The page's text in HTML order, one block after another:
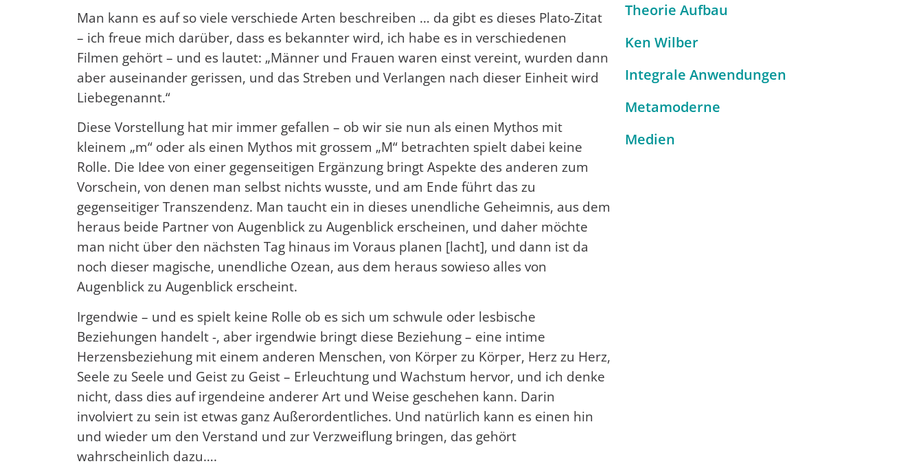
Man kann es auf so viele verschiede Arten beschreiben … da gibt es dieses Plato-Zitat
– ich freue mich darüber, dass es bekannter wird, ich habe es in verschiedenen
Filmen gehört – und es lautet: „Männer und Frauen waren einst vereint, wurden dann
aber auseinander gerissen, und das Streben und Verlangen nach dieser Einheit wird
Liebegenannt.“
Diese Vorstellung hat mir immer gefallen – ob wir sie nun als einen Mythos mit
kleinem „m“ oder als einen Mythos mit grossem „M“ betrachten spielt dabei keine
Rolle. Die Idee von einer gegenseitigen Ergänzung bringt Aspekte des anderen zum
Vorschein, von denen man selbst nichts wusste, und am Ende führt das zu
gegenseitiger Transzendenz. Man taucht ein in dieses unendliche Geheimnis, aus dem
heraus beide Partner von Augenblick zu Augenblick erscheinen, und daher möchte
man nicht über den nächsten Tag hinaus im Voraus planen [lacht], und dann ist da
noch dieser magische, unendliche Ozean, aus dem heraus sowieso alles von
Augenblick zu Augenblick erscheint.
Irgendwie – und es spielt keine Rolle ob es sich um schwule oder lesbische
Beziehungen handelt -, aber irgendwie bringt diese Beziehung – eine intime
Herzensbeziehung mit einem anderen Menschen, von Körper zu Körper, Herz zu Herz,
Seele zu Seele und Geist zu Geist – Erleuchtung und Wachstum hervor, und ich denke
nicht, dass dies auf irgendeine anderer Art und Weise geschehen kann. Darin
involviert zu sein ist etwas ganz Außerordentliches. Und natürlich kann es einen hin
und wieder um den Verstand und zur Verzweiflung bringen, das gehört
wahrscheinlich dazu….
Theorie Aufbau
Ken Wilber
Integrale Anwendungen
Metamoderne
Medien